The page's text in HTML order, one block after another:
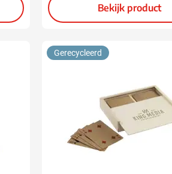
Bekijk product
Gerecycleerd